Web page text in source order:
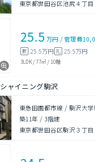
東京都世田谷区池尻４丁目
25.5 万円 /管理費
敷 25.5万円 礼 25.5万円
3LDK/77㎡ / 10階
シャイニング駒沢
東急田園都市線 / 駒沢大
築11年 / 3階建
東京都世田谷区駒沢３丁目